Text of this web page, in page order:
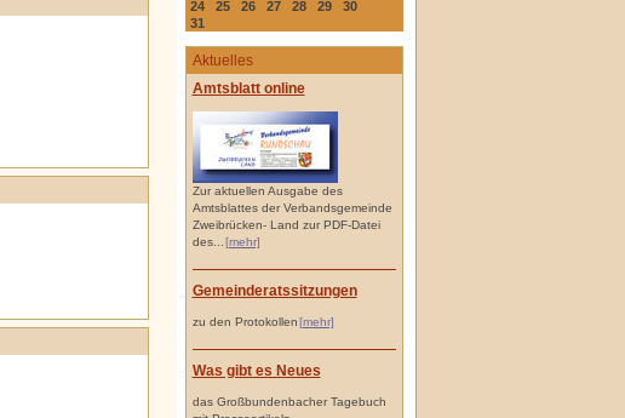
24
25 26 27 28 29
30
31
Aktuelles
Amtsblatt online
Zur aktuellen Ausgabe des
Amtsblattes der Verbandsgemeinde
Zweibrücken- Land zur PDF-Datei
des...
[mehr]
Gemeinderatssitzungen
zu den Protokollen[mehr]
Was gibt es Neues
das Großbundenbacher Tagebuch